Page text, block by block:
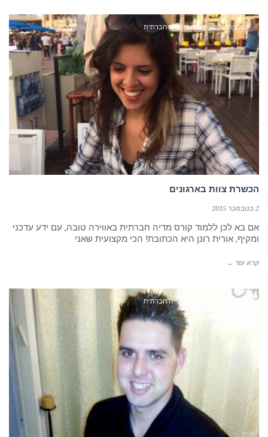
המלצות על קורס מנהלי מדיה חברתית
הכשרת צוות בארגונים
2 בנובמבר 2015
אם בא לכן ללמוד קורס מדיה חברתית באווירה טובה, עם ידע עדכני
ומקיף, אורית רונן היא הכתובת! הכי מקצועית שאני
קרא עוד ←
המלצות על קורס מנהלי מדיה חברתית